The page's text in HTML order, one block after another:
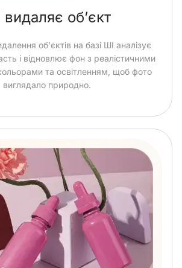
видаляє об’єкт
об’єктів на базі ШІ аналізує
і відновлює фон з реалістичними
та освітленням, щоб фото
виглядало природно.